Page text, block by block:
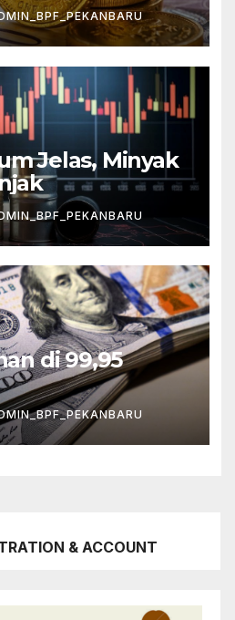
Jelas, Minyak
di 99,95
& ACCOUNT